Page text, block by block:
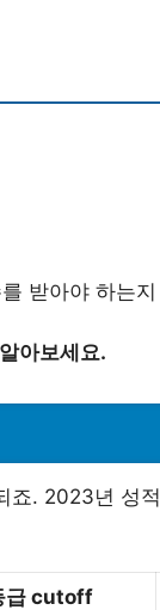
받아야 하는
아보세요.
죠. 2023년 성
급 cutoff